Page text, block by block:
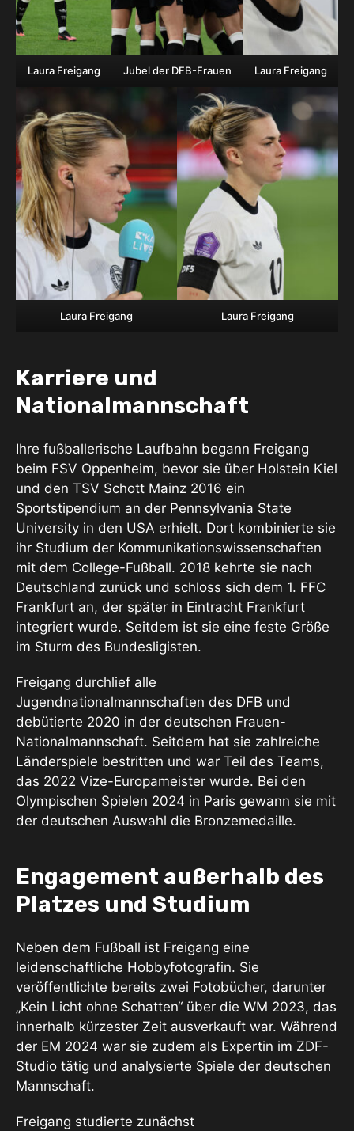
Laura Freigang Jubel der DFB-Frauen Laura Freigang
Laura Freigang Laura Freigang
Karriere und
Nationalmannschaft
Ihre fußballerische Laufbahn begann Freigang
beim FSV Oppenheim, bevor sie über Holstein Kiel
und den TSV Schott Mainz 2016 ein
Sportstipendium an der Pennsylvania State
University in den USA erhielt. Dort kombinierte sie
ihr Studium der Kommunikationswissenschaften
mit dem College-Fußball. 2018 kehrte sie nach
Deutschland zurück und schloss sich dem 1. FFC
Frankfurt an, der später in Eintracht Frankfurt
integriert wurde. Seitdem ist sie eine feste Größe
im Sturm des Bundesligisten.
Freigang durchlief alle
Jugendnationalmannschaften des DFB und
debütierte 2020 in der deutschen Frauen-
Nationalmannschaft. Seitdem hat sie zahlreiche
Länderspiele bestritten und war Teil des Teams,
das 2022 Vize-Europameister wurde. Bei den
Olympischen Spielen 2024 in Paris gewann sie mit
der deutschen Auswahl die Bronzemedaille.
Engagement außerhalb des
Platzes und Studium
Neben dem Fußball ist Freigang eine
leidenschaftliche Hobbyfotografin. Sie
veröffentlichte bereits zwei Fotobücher, darunter
„Kein Licht ohne Schatten“ über die WM 2023, das
innerhalb kürzester Zeit ausverkauft war. Während
der EM 2024 war sie zudem als Expertin im ZDF-
Studio tätig und analysierte Spiele der deutschen
Mannschaft.
Freigang studierte zunächst